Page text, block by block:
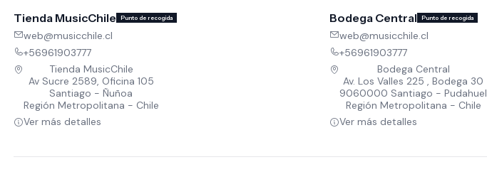
Tienda MusicChile Punto de recogida
web@musicchile.cl
+56961903777
Tienda MusicChile
Av Sucre 2589, Oficina 105
Santiago - Ñuñoa
Región Metropolitana - Chile
Ver más detalles
Bodega Central Punto de recogida
web@musicchile.cl
+56961903777
Bodega Central
Av. Los Valles 225 , Bodega 30
9060000 Santiago - Pudahuel
Región Metropolitana - Chile
Ver más detalles